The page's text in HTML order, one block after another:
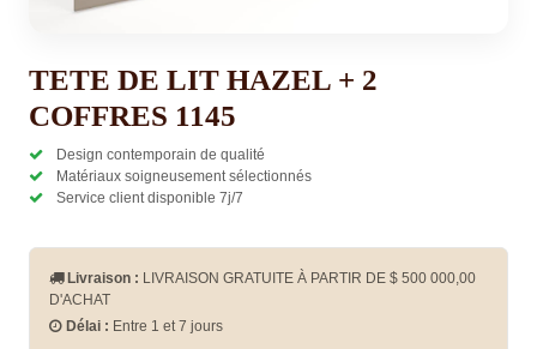
TETE DE LIT HAZEL + 2
COFFRES 1145
Design contemporain de qualité
Matériaux soigneusement sélectionnés
Service client disponible 7j/7
Livraison : LIVRAISON GRATUITE À PARTIR DE $ 500 000,00
D'ACHAT
Délai : Entre 1 et 7 jours